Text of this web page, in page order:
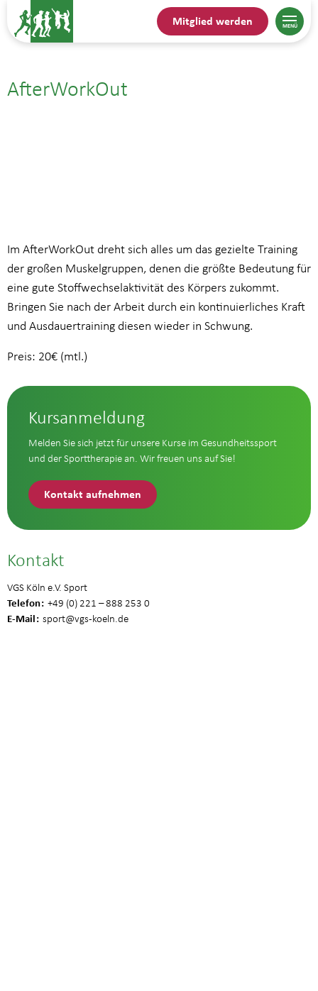
Mitglied werden
AfterWorkOut
Im AfterWorkOut dreht sich alles um das gezielte Training
der großen Muskelgruppen, denen die größte Bedeutung für
eine gute Stoffwechselaktivität des Körpers zukommt.
Bringen Sie nach der Arbeit durch ein kontinuierliches Kraft
und Ausdauertraining diesen wieder in Schwung.
Preis: 20€ (mtl.)
Kursanmeldung
Melden Sie sich jetzt für unsere Kurse im Gesundheitssport
und der Sporttherapie an. Wir freuen uns auf Sie!
Kontakt aufnehmen
Kontakt
VGS Köln e.V. Sport
Telefon +49 (0) 221 – 888 253 0
E-Mail sport@vgs-koeln.de